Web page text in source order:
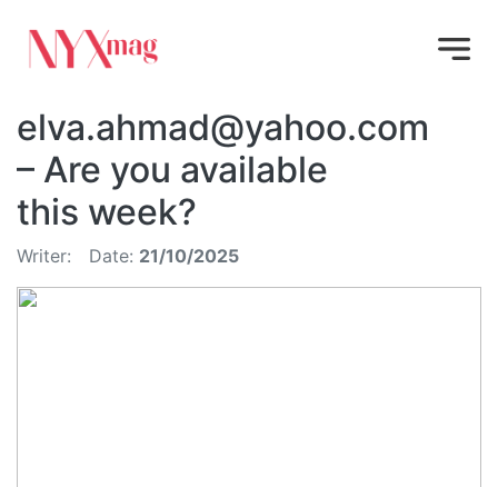
elva.ahmad@yahoo.com
– Are you available
this week?
Writer: Date: 21/10/2025